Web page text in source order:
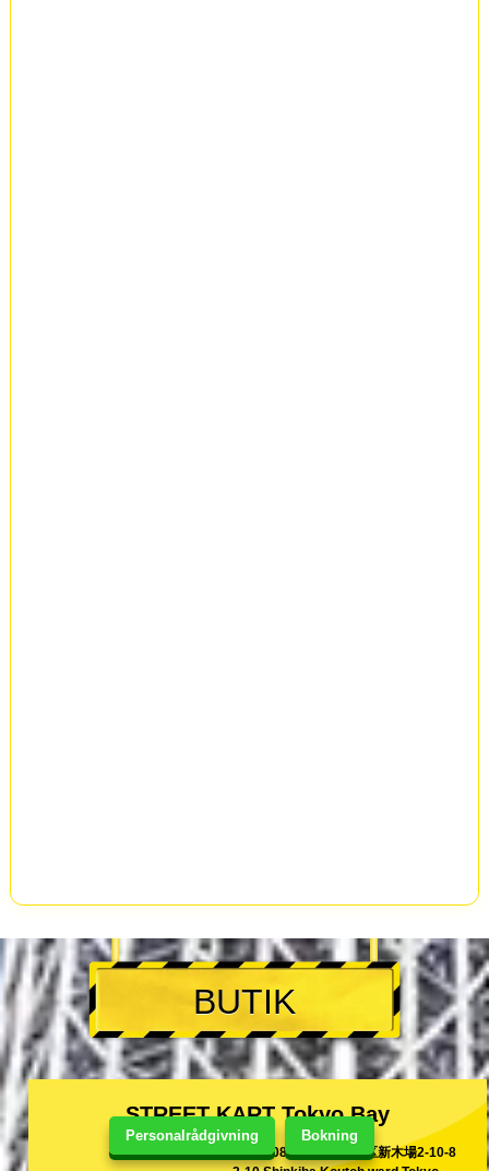
Personalrådgivning Bokning
BUTIK
STREET KART Tokyo Bay
[136-0082]東京都江東区新木場2-10-8